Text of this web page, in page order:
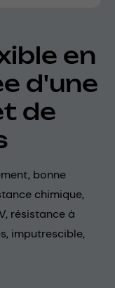
en
d'une
de
bonne
chimique,
résistance à
imputrescible,